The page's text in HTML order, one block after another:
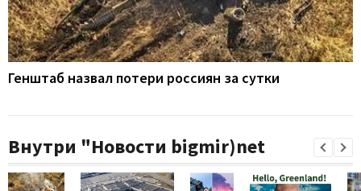
Генштаб назвал потери россиян за сутки
Внутри "Новости bigmir)net